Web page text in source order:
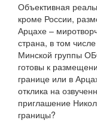
Объективная
кроме России,
Арцахе –
страна, в том
Минской группы
готовы к
границе или в
отклика на
приглашение
границы?